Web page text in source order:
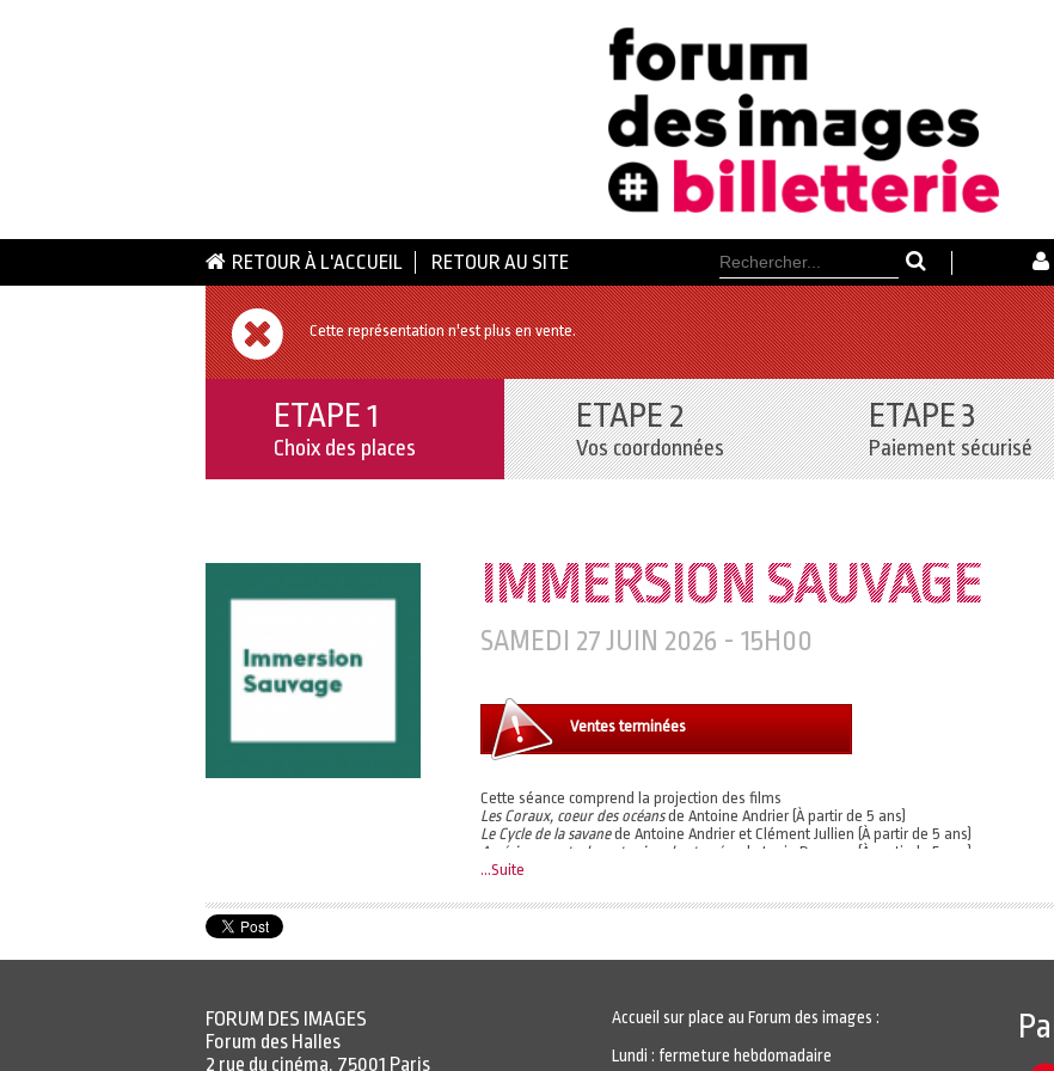
RETOUR À L'ACCUEIL RETOUR AU SITE
Cette représentation n'est plus en vente.
ETAPE 1 ETAPE 2 ETAPE 3
Choix des places Vos coordonnées Paiement sécurisé
IMMERSION SAUVAGE
SAMEDI 27 JUIN 2026 - 15H00
Ventes terminées
Cette séance comprend la projection des films
Les Coraux, coeur des océansde Antoine Andrier (À partir de 5 ans)
Le Cycle de la savanede Antoine Andrier et Clément Jullien (À partir de 5 ans)
Amérique centrale, entre jungle et océan
de Lucie Damase (À partir de 5 ans)
Horaires d'ouverture :
...Suite
FORUM DES IMAGES
Forum des Halles
2 rue du cinéma, 75001 Paris
Accueil sur place au Forum des images :
Lundi : fermeture hebdomadaire